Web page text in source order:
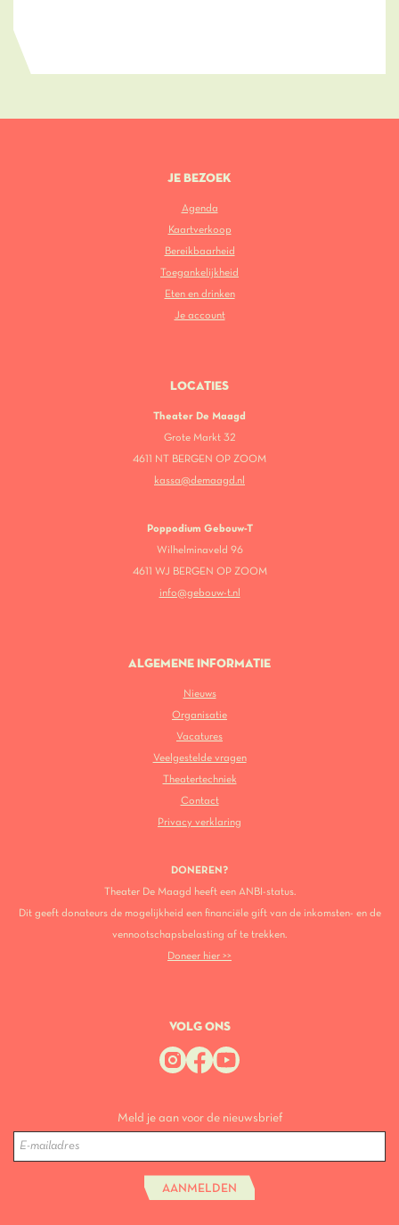
JE BEZOEK
Agenda
Kaartverkoop
Bereikbaarheid
Toegankelijkheid
Eten en drinken
Je account
LOCATIES
Theater De Maagd
Grote Markt 32
4611 NT BERGEN OP ZOOM
kassa@demaagd.nl
Poppodium Gebouw-T
Wilhelminaveld 96
4611 WJ BERGEN OP ZOOM
info@gebouw-t.nl
ALGEMENE INFORMATIE
Nieuws
Organisatie
Vacatures
Veelgestelde vragen
Theatertechniek
Contact
Privacy verklaring
DONEREN?
Theater De Maagd heeft een ANBI-status.
Dit geeft donateurs de mogelijkheid een financiële gift van de inkomsten- en de
vennootschapsbelasting af te trekken.
Doneer hier >>
VOLG ONS
Meld je aan voor de nieuwsbrief
AANMELDEN